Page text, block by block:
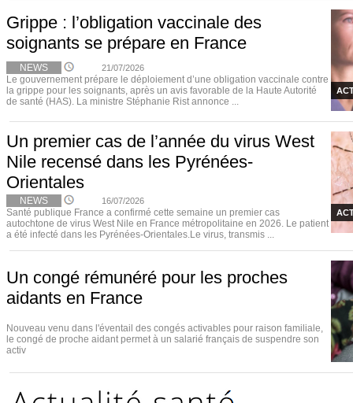
Grippe : l’obligation vaccinale des
soignants se prépare en France
NEWS 21/07/2026
Le gouvernement prépare le déploiement d’une obligation vaccinale contre
la grippe pour les soignants, après un avis favorable de la Haute Autorité
de santé (HAS). La ministre Stéphanie Rist annonce ...
Un premier cas de l’année du virus West
Nile recensé dans les Pyrénées-
Orientales
NEWS 16/07/2026
Santé publique France a confirmé cette semaine un premier cas
autochtone de virus West Nile en France métropolitaine en 2026. Le patient
a été infecté dans les Pyrénées-Orientales.Le virus, transmis ...
Un congé rémunéré pour les proches
aidants en France
Nouveau venu dans l'éventail des congés activables pour raison familiale,
le congé de proche aidant permet à un salarié français de suspendre son
activ